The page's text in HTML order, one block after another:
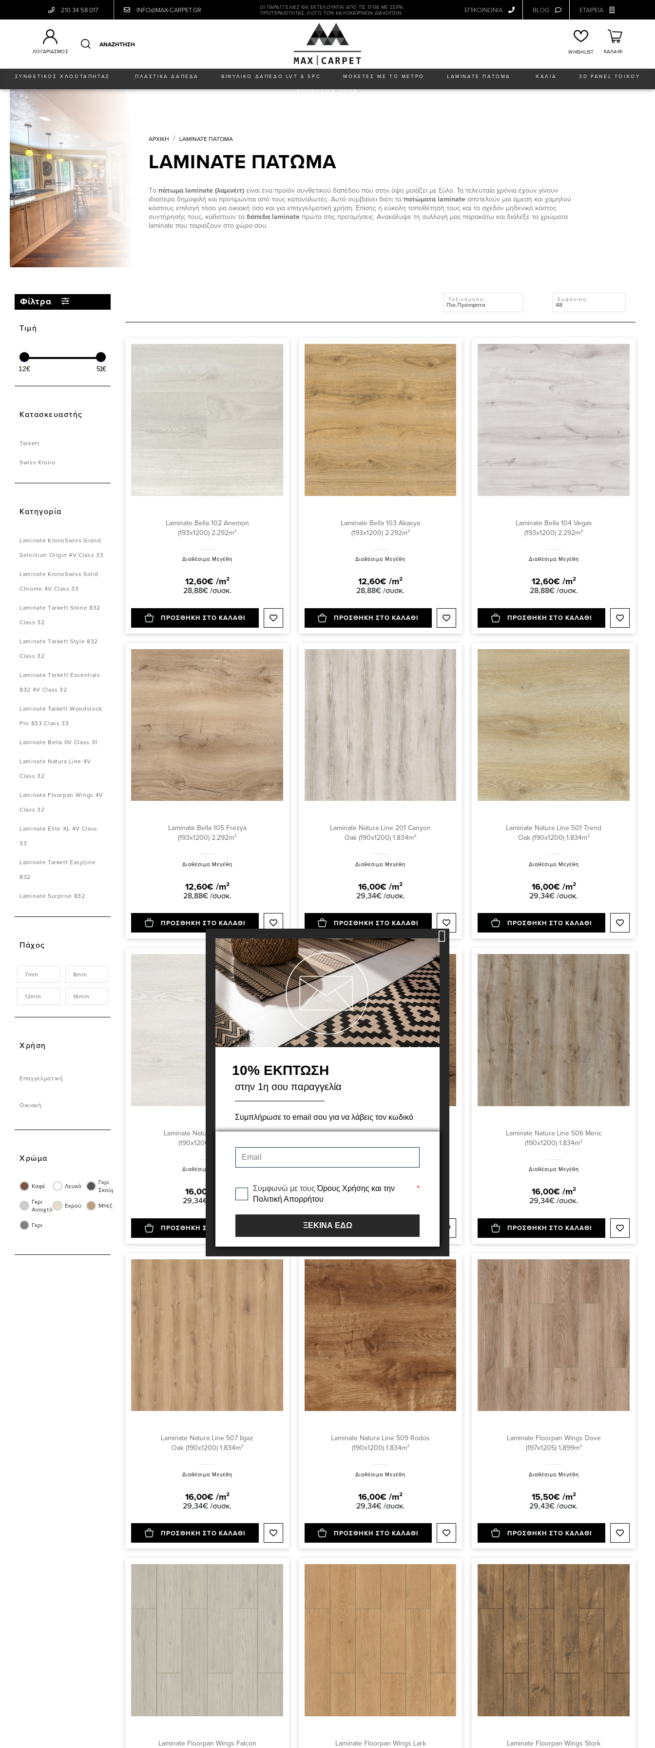
210 34 58 017 INFO@MAX-CARPET.GR
ΟΙ ΠΑΡΑΓΓΕΛΊΕΣ ΘΑ ΕΚΤΕΛΟΎΝΤΑΙ ΑΠΌ ΤΙΣ 17/08 ΜΕ ΣΕΙΡΆ
ΠΡΟΤΕΡΑΙΌΤΗΤΑΣ, ΛΌΓΩ ΤΩΝ ΚΑΛΟΚΑΙΡΙΝΏΝ ΔΙΑΚΟΠΏΝ.
ΕΠΙΚΟΙΝΩΝΙΑ BLOG ΕΤΑΙΡΕΙΑ
ΛΟΓΑΡΙΑΣΜΟΣ WHISHLIST ΚΑΛΑΘΙ
ΣΥΝΘΕΤΙΚΟΣ ΧΛΟΟΤΑΠΗΤΑΣ ΠΛΑΣΤΙΚΑ ΔΑΠΕΔΑ ΒΙΝΥΛΙΚΟ ΔΑΠΕΔΟ LVT & SPC ΜΟΚΕΤΕΣ ΜΕ ΤΟ ΜΕΤΡΟ LAMINATE ΠΑΤΩΜΑ ΧΑΛΙΑ 3D PANEL ΤΟΙΧΟΥ
ΒΟΗΘΗΤΙΚΑ ΥΛΙΚΑ
ΑΡΧΙΚΗ LAMINATE ΠΑΤΩΜΑ
LAMINATE ΠΑΤΩΜΑ
Tο πάτωμα laminate (λαμινέιτ)είναι ένα προϊόν συνθετικού δαπέδου που στην όψη μοιάζει με ξύλο. Τα τελευταία χρόνια έχουν γίνουν
ιδιαίτερα δημοφιλή και προτιμώνται από τους καταναλωτές. Αυτό συμβαίνει διότι τα πατώματα laminateαποτελούν μια άμεση και χαμηλού
κόστους επιλογή τόσο για οικιακή όσο και για επαγγελματική χρήση. Επίσης η εύκολη τοποθέτησή τους και το σχεδόν μηδενικό κόστος
συντήρησής τους, καθιστούν τα δάπεδα laminateπρώτα στις προτιμήσεις. Ανακάλυψε τη συλλογή μας παρακάτω και διάλεξε τα χρώματα
laminate που ταιριάζουν στο χώρο σου.
Φίλτρα
Τιμή
12€ 51€
Κατασκευαστής
Tarkett
Swiss Krono
Κατηγορία
Laminate KronoSwiss Grand
Selection Origin 4V Class 33
Laminate KronoSwiss Solid
Chrome 4V Class 33
Laminate Τarkett Stone 832
Class 32
Laminate Τarkett Style 832
Class 32
Laminate Τarkett Essentials
832 4V Class 32
Laminate Tarkett Woodstock
Pro 833 Class 33
Laminate Bella 0V Class 31
Laminate Natura Line 4V
Class 32
Laminate Floorpan Wings 4V
Class 32
Laminate Elite XL 4V Class
33
Laminate Tarkett EasyLine
832
Laminate Surprise 832
Πάχος
7mm 8mm
12mm 14mm
Χρήση
Επαγγελματική
Οικιακή
Χρώμα
Καφέ Λευκό
Γκρι
Σκούρο
Γκρι
Ανοιχτό
Εκρού Μπεζ
Γκρι
Ταξινόμηση: Εμφάνιση:
Laminate Bella 102 Anemon
(193x1200) 2.292m²
Διαθέσιμα Μεγέθη
12,60€ /m²
28,88€ /συσκ.
ΠΡΟΣΘΗΚΗ ΣΤΟ ΚΑΛΑΘΙ
Laminate Bella 103 Akasya
(193x1200) 2.292m²
Διαθέσιμα Μεγέθη
12,60€ /m²
28,88€ /συσκ.
ΠΡΟΣΘΗΚΗ ΣΤΟ ΚΑΛΑΘΙ
Laminate Bella 104 Vegas
(193x1200) 2.292m²
Διαθέσιμα Μεγέθη
12,60€ /m²
28,88€ /συσκ.
ΠΡΟΣΘΗΚΗ ΣΤΟ ΚΑΛΑΘΙ
Laminate Bella 105 Frezya
(193x1200) 2.292m²
Διαθέσιμα Μεγέθη
12,60€ /m²
28,88€ /συσκ.
ΠΡΟΣΘΗΚΗ ΣΤΟ ΚΑΛΑΘΙ
Laminate Natura Line 201 Canyon
Oak (190x1200) 1.834m²
Διαθέσιμα Μεγέθη
16,00€ /m²
29,34€ /συσκ.
ΠΡΟΣΘΗΚΗ ΣΤΟ ΚΑΛΑΘΙ
Laminate Natura Line 501 Trend
Oak (190x1200) 1.834m²
Διαθέσιμα Μεγέθη
16,00€ /m²
29,34€ /συσκ.
ΠΡΟΣΘΗΚΗ ΣΤΟ ΚΑΛΑΘΙ
Laminate Natura Line 502 Nil
(190x1200) 1.834m²
Διαθέσιμα Μεγέθη
16,00€ /m²
29,34€ /συσκ.
ΠΡΟΣΘΗΚΗ ΣΤΟ ΚΑΛΑΘΙ
Laminate Natura Line 504 Selge
Διαθέσιμα Μεγέθη
16,00€ /m²
ΠΡΟΣΘΗΚΗ ΣΤΟ ΚΑΛΑΘΙ
Laminate Natura Line 506 Meric
(190x1200) 1.834m²
Διαθέσιμα Μεγέθη
16,00€ /m²
29,34€ /συσκ.
ΠΡΟΣΘΗΚΗ ΣΤΟ ΚΑΛΑΘΙ
Laminate Natura Line 507 Ilgaz
Oak (190x1200) 1.834m²
Διαθέσιμα Μεγέθη
16,00€ /m²
29,34€ /συσκ.
ΠΡΟΣΘΗΚΗ ΣΤΟ ΚΑΛΑΘΙ
Laminate Natura Line 509 Rodos
(190x1200) 1.834m²
Διαθέσιμα Μεγέθη
16,00€ /m²
29,34€ /συσκ.
ΠΡΟΣΘΗΚΗ ΣΤΟ ΚΑΛΑΘΙ
Laminate Floorpan Wings Dove
(197x1205) 1,899m²
Διαθέσιμα Μεγέθη
15,50€ /m²
29,43€ /συσκ.
ΠΡΟΣΘΗΚΗ ΣΤΟ ΚΑΛΑΘΙ
Laminate Floorpan Wings Falcon
Laminate Floorpan Wings Lark
Laminate Floorpan Wings Stork
10% ΕΚΠΤΩΣΗ
στην 1η σου παραγγελία
Συμπλήρωσε το email σου για να λάβεις τον κωδικό
Συμφωνώ με τουςΌρους Χρήσης και την
Πολιτική Απορρήτου
*
ΞΕΚΙΝΑ ΕΔΩ